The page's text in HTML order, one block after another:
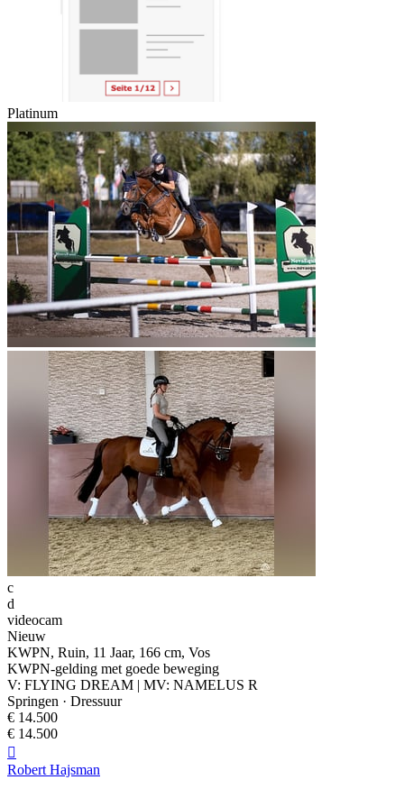
Platinum
c
d
videocam
Nieuw
KWPN, Ruin, 11 Jaar, 166 cm, Vos
KWPN-gelding met goede beweging
V: FLYING DREAM | MV: NAMELUS R
Springen · Dressuur
€ 14.500
€ 14.500

Robert Hajsman